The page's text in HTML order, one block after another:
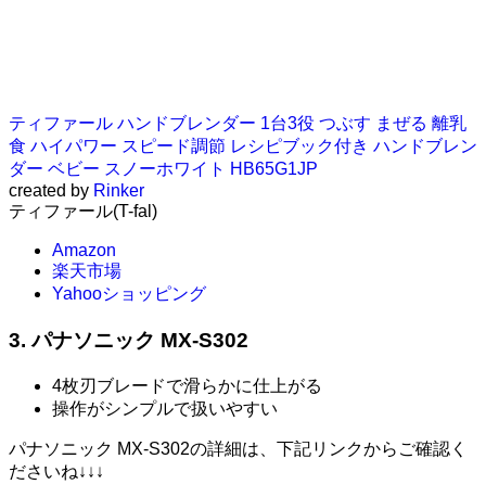
ティファール ハンドブレンダー 1台3役 つぶす まぜる 離乳
食 ハイパワー スピード調節 レシピブック付き ハンドブレン
ダー ベビー スノーホワイト HB65G1JP
created by Rinker
ティファール(T-fal)
Amazon
楽天市場
Yahooショッピング
3. パナソニック MX-S302
4枚刃ブレードで滑らかに仕上がる
操作がシンプルで扱いやすい
パナソニック MX-S302の詳細は、下記リンクからご確認く
ださいね↓↓↓